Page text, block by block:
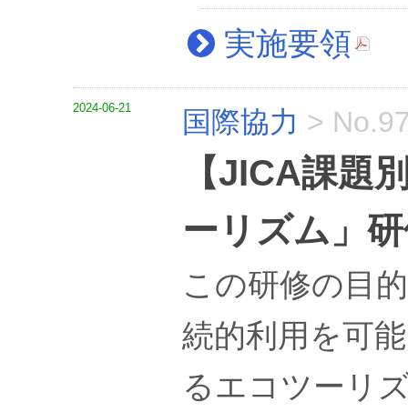
実施要領
2024-06-21 国際協力 >
【JICA課題
ーリズム」
この研修の目
続的利用を可
るエコツーリ